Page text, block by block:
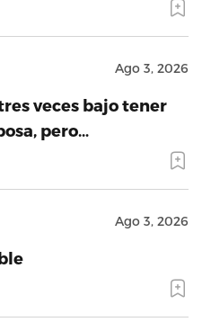
Ago 3, 2026
veces bajo tener
pero…
Ago 3, 2026